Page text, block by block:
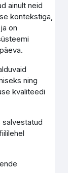
ainult neid
kontekstiga,
on
ning
kvaliteedi
salvestatud